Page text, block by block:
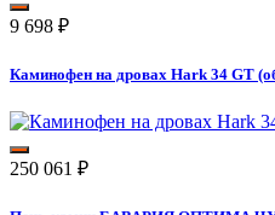
9 698 ₽
Каминофен на дровах Hark 34 GT
250 061 ₽